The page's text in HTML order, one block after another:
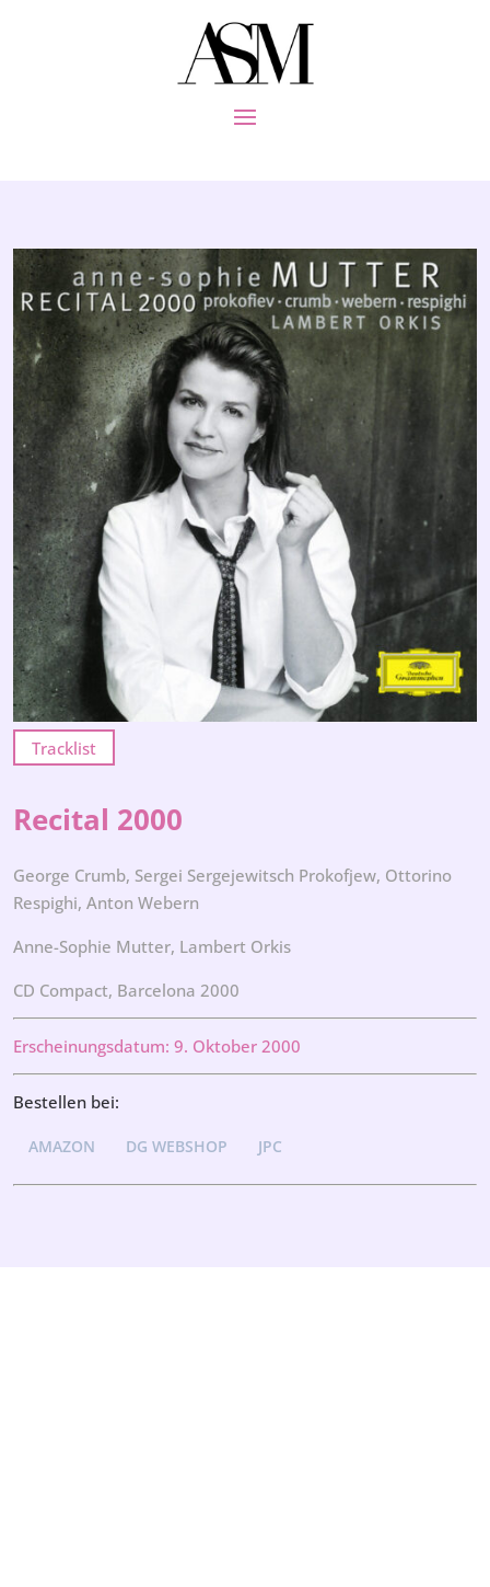
Tracklist
Recital 2000
George Crumb, Sergei Sergejewitsch Prokofjew, Ottorino
Respighi, Anton Webern
Anne-Sophie Mutter, Lambert Orkis
CD Compact, Barcelona 2000
Erscheinungsdatum: 9. Oktober 2000
Bestellen bei:
AMAZON DG WEBSHOP JPC